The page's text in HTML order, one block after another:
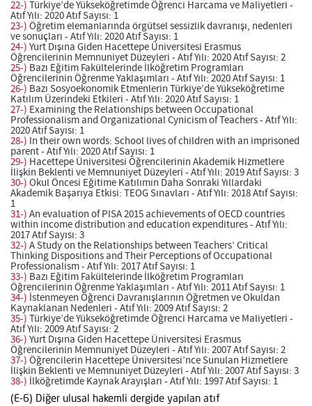
22-) Türkiye’de Yükseköğretimde Öğrenci Harcama ve Maliyetleri -
Atıf Yılı: 2020 Atıf Sayısı: 1
23-) Öğretim elemanlarında örgütsel sessizlik davranışı, nedenleri
ve sonuçları - Atıf Yılı: 2020 Atıf Sayısı: 1
24-) Yurt Dışına Giden Hacettepe Üniversitesi Erasmus
Öğrencilerinin Memnuniyet Düzeyleri - Atıf Yılı: 2020 Atıf Sayısı: 2
25-) Bazı Eğitim Fakültelerinde İlköğretim Programları
Öğrencilerinin Öğrenme Yaklaşımları - Atıf Yılı: 2020 Atıf Sayısı: 1
26-) Bazı Sosyoekonomik Etmenlerin Türkiye’de Yükseköğretime
Katılım Üzerindeki Etkileri - Atıf Yılı: 2020 Atıf Sayısı: 1
27-) Examining the Relationships between Occupational
Professionalism and Organizational Cynicism of Teachers - Atıf Yılı:
2020 Atıf Sayısı: 1
28-) In their own words: School lives of children with an imprisoned
parent - Atıf Yılı: 2020 Atıf Sayısı: 1
29-) Hacettepe Üniversitesi Öğrencilerinin Akademik Hizmetlere
İlişkin Beklenti ve Memnuniyet Düzeyleri - Atıf Yılı: 2019 Atıf Sayısı: 3
30-) Okul Öncesi Eğitime Katılımın Daha Sonraki Yıllardaki
Akademik Başarıya Etkisi: TEOG Sınavları - Atıf Yılı: 2018 Atıf Sayısı:
1
31-) An evaluation of PISA 2015 achievements of OECD countries
within income distribution and education expenditures - Atıf Yılı:
2017 Atıf Sayısı: 3
32-) A Study on the Relationships between Teachers’ Critical
Thinking Dispositions and Their Perceptions of Occupational
Professionalism - Atıf Yılı: 2017 Atıf Sayısı: 1
33-) Bazı Eğitim Fakültelerinde İlköğretim Programları
Öğrencilerinin Öğrenme Yaklaşımları - Atıf Yılı: 2011 Atıf Sayısı: 1
34-) İstenmeyen Öğrenci Davranışlarının Öğretmen ve Okuldan
Kaynaklanan Nedenleri - Atıf Yılı: 2009 Atıf Sayısı: 2
35-) Türkiye’de Yükseköğretimde Öğrenci Harcama ve Maliyetleri -
Atıf Yılı: 2009 Atıf Sayısı: 2
36-) Yurt Dışına Giden Hacettepe Üniversitesi Erasmus
Öğrencilerinin Memnuniyet Düzeyleri - Atıf Yılı: 2007 Atıf Sayısı: 2
37-) Öğrencilerin Hacettepe Üniversitesi’nce Sunulan Hizmetlere
İlişkin Beklenti ve Memnuniyet Düzeyleri - Atıf Yılı: 2007 Atıf Sayısı: 3
38-) İlköğretimde Kaynak Arayışları - Atıf Yılı: 1997 Atıf Sayısı: 1
(E-6) Diğer ulusal hakemli dergide yapılan atıf